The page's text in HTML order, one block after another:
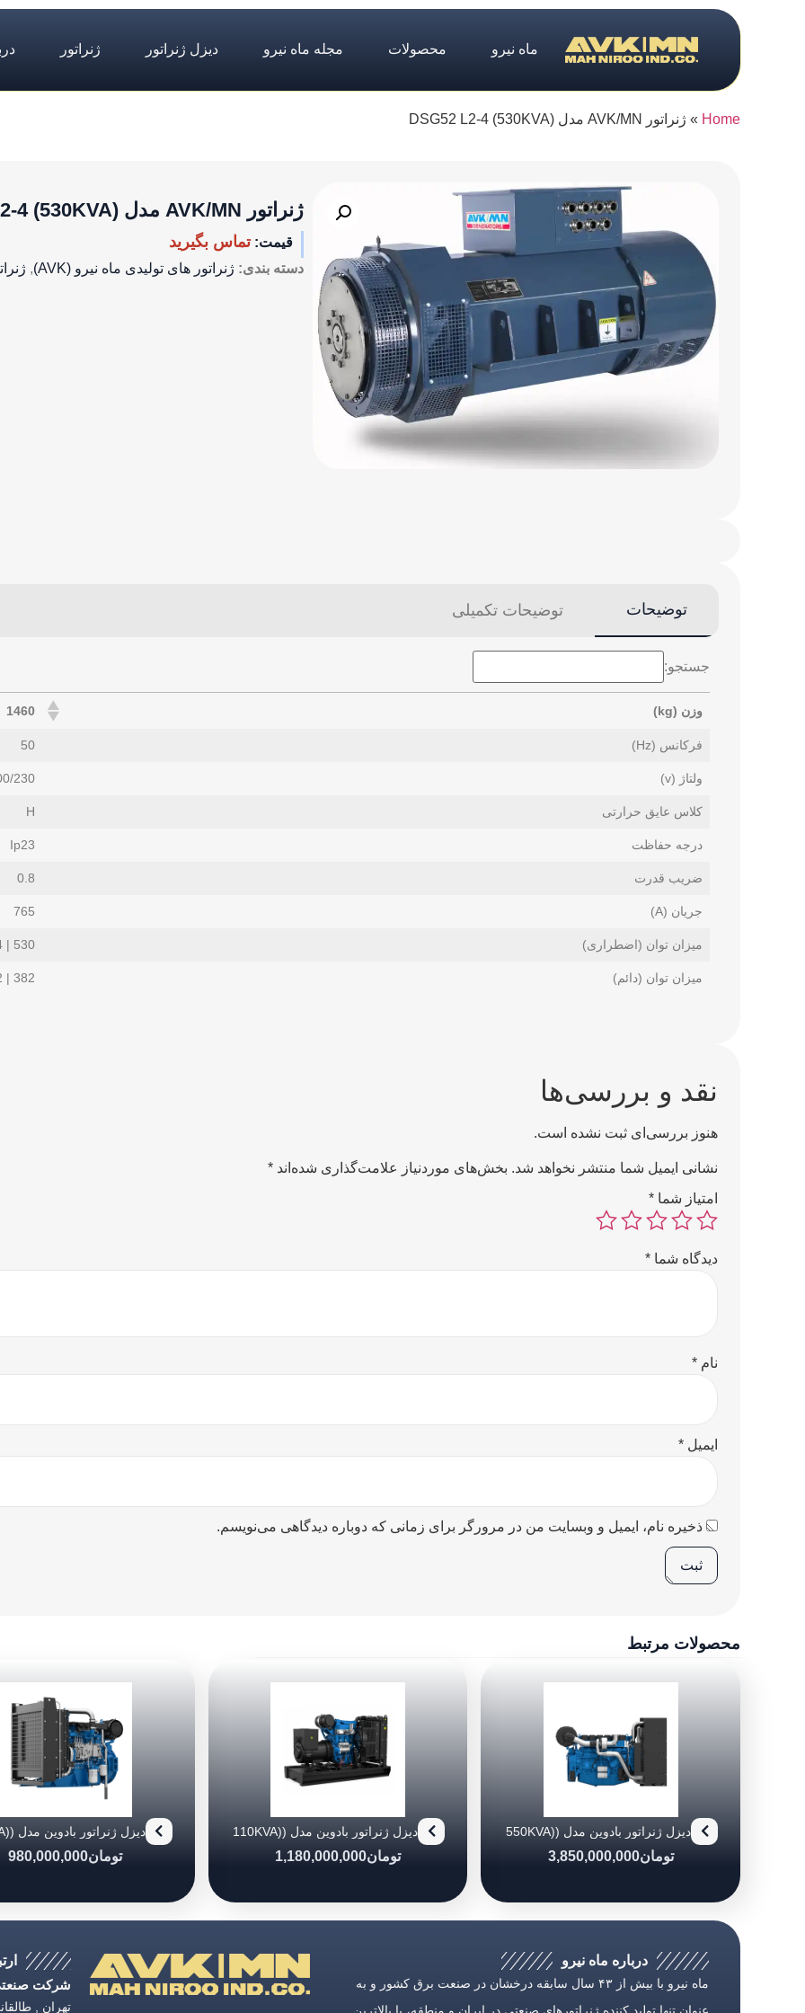
ماه نیرو محصولات مجله ماه نیرو دیزل ژنراتور ژنراتور
Home
» ژنراتور AVK/MN مدل (530KVA) DSG52 L2-4
ژنراتور AVK/MN مدل (530KVA) DSG52 L2-4
قیمت:تماس بگیرید
دسته بندی: ژنراتور های تولیدی ماه نیرو (AVK) ,
توضیحات توضیحات تکمیلی
جستجو:
وزن (kg)
1460
وزن (kg)
1460 فرکانس (Hz) 50
ولتاژ (v) 230
کلاس عایق حرارتی H
درجه حفاظت Ip23
ضریب قدرت 0.8
جریان (A) 765
میزان توان (اضطراری) 530 | 424
میزان توان (دائم) 382 | 382
نقد و بررسی‌ها
هنوز بررسی‌ای ثبت نشده است.
نشانی ایمیل شما منتشر نخواهد شد. بخش‌های موردنیاز علامت‌گذاری شده‌اند *
امتیاز شما *
دیدگاه شما *
نام *
ایمیل *
ذخیره نام، ایمیل و وبسایت من در مرورگر برای زمانی که دوباره دیدگاهی می‌نویسم.
محصولات مرتبط
دیزل ژنراتور بادوین مدل (550KVA)
تومان3,850,000,000
دیزل ژنراتور بادوین مدل (110KVA)
تومان1,180,000,000 تومان980,000,000
درباره ماه نیرو
ماه نیرو با بیش از ۴۳ سال سابقه درخشان در صنعت برق كشور و به
شرکت